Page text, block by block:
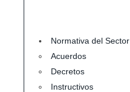
Normativa del Sector
Acuerdos
Decretos
Instructivos